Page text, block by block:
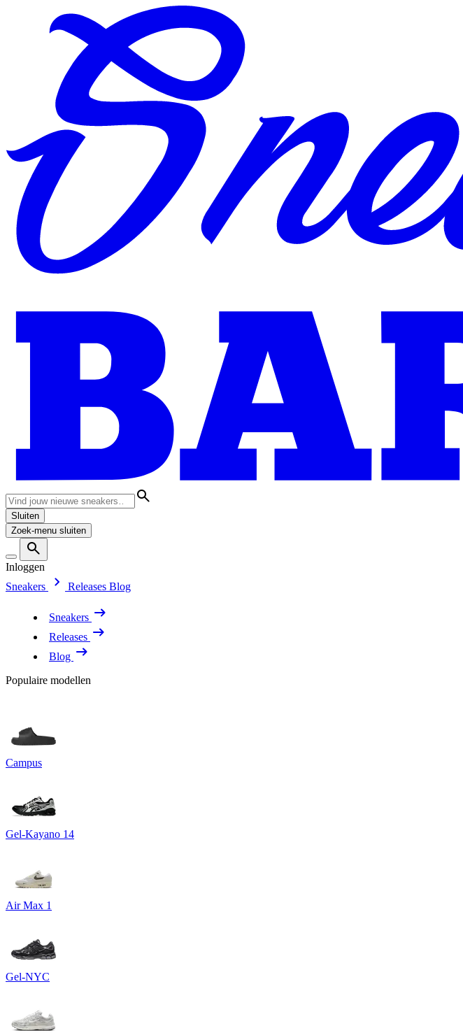
Sluiten
Zoek-menu sluiten
Inloggen
Sneakers
Releases Blog
Sneakers
Releases
Blog
Populaire modellen
Campus
Gel-Kayano 14
Air Max 1
Gel-NYC